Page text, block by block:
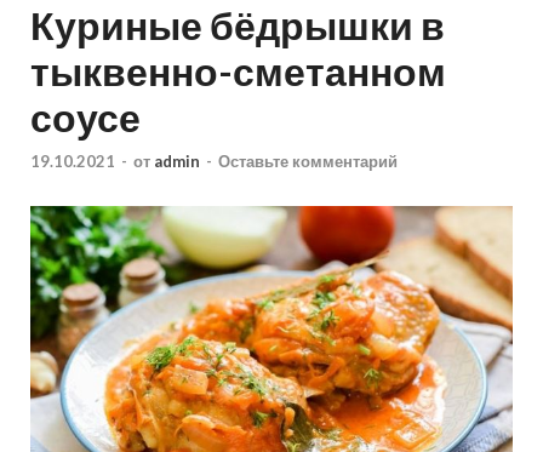
Куриные бёдрышки в
тыквенно-сметанном
соусе
19.10.2021 - от admin - Оставьте комментарий